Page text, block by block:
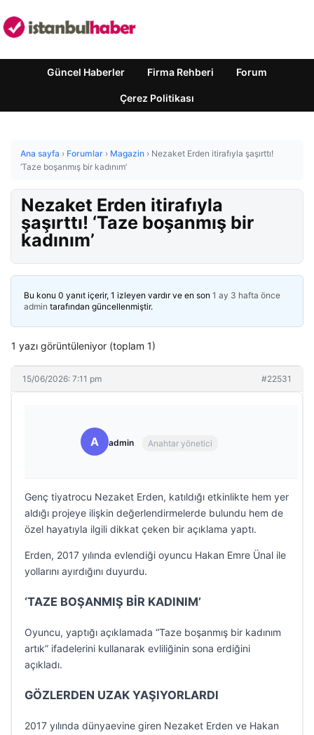
Güncel Haberler Firma Rehberi Forum
Çerez Politikası
Ana sayfa › Forumlar › Magazin › Nezaket Erden itirafıyla şaşırttı!
‘Taze boşanmış bir kadınım’
Nezaket Erden itirafıyla
şaşırttı! ‘Taze boşanmış bir
kadınım’
Bu konu 0 yanıt içerir, 1 izleyen vardır ve en son 1 ay 3 hafta önce
admin tarafından güncellenmiştir.
1 yazı görüntüleniyor (toplam 1)
15/06/2026: 7:11 pm #22531
A admin Anahtar yönetici
Genç tiyatrocu Nezaket Erden, katıldığı etkinlikte hem yer
aldığı projeye ilişkin değerlendirmelerde bulundu hem de
özel hayatıyla ilgili dikkat çeken bir açıklama yaptı.
Erden, 2017 yılında evlendiği oyuncu Hakan Emre Ünal ile
yollarını ayırdığını duyurdu.
‘TAZE BOŞANMIŞ BİR KADINIM’
Oyuncu, yaptığı açıklamada “Taze boşanmış bir kadınım
artık” ifadelerini kullanarak evliliğinin sona erdiğini
açıkladı.
GÖZLERDEN UZAK YAŞIYORLARDI
2017 yılında dünyaevine giren Nezaket Erden ve Hakan